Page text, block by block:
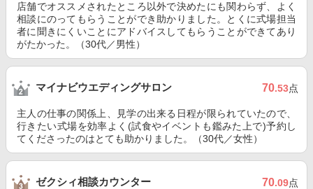
店舗でオススメされたところ以外で決めたにも関わらず、よく
相談にのってもらうことができ助かりました。とくに式場担当
者に聞きにくいことにアドバイスしてもらうことができてあり
がたかった。（30代／男性）
マイナビウエディングサロン 70.53点
主人の仕事の関係上、見学の出来る日程が限られていたので、
行きたい式場を効率よく(試食やイベントも鑑みた上で)予約し
てくださったのはとても助かりました。（30代／女性）
ゼクシィ相談カウンター 70.09点